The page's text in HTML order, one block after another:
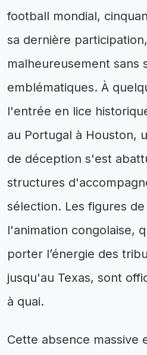
football mondial,
sa dernière
malheureusement sans
emblématiques. À
l'entrée en lice
au Portugal à Houston,
de déception s'est
structures
sélection. Les figures
l'animation congolaise,
porter l’énergie des
jusqu'au Texas, sont
à quai.
Cette absence massive